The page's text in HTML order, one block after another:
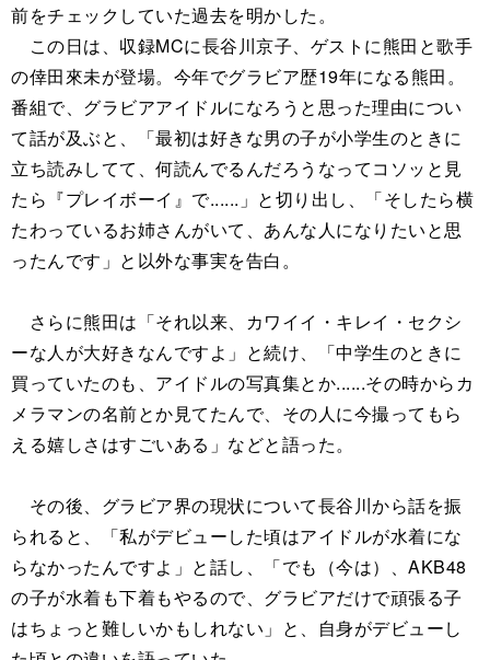
前をチェックしていた過去を明かした。
この日は、収録MCに長谷川京子、ゲストに熊田と歌手
の倖田來未が登場。今年でグラビア歴19年になる熊田。
番組で、グラビアアイドルになろうと思った理由につい
て話が及ぶと、「最初は好きな男の子が小学生のときに
立ち読みしてて、何読んでるんだろうなってコソッと見
たら『プレイボーイ』で......」と切り出し、「そしたら横
たわっているお姉さんがいて、あんな人になりたいと思
ったんです」と以外な事実を告白。
さらに熊田は「それ以来、カワイイ・キレイ・セクシ
ーな人が大好きなんですよ」と続け、「中学生のときに
買っていたのも、アイドルの写真集とか......その時からカ
メラマンの名前とか見てたんで、その人に今撮ってもら
える嬉しさはすごいある」などと語った。
その後、グラビア界の現状について長谷川から話を振
られると、「私がデビューした頃はアイドルが水着にな
らなかったんですよ」と話し、「でも（今は）、AKB48
の子が水着も下着もやるので、グラビアだけで頑張る子
はちょっと難しいかもしれない」と、自身がデビューし